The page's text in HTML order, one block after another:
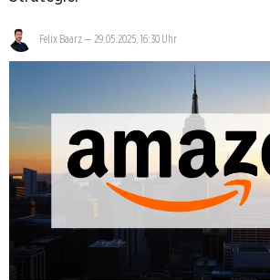
Felix Baarz— 29.05.2025, 16:30 Uhr